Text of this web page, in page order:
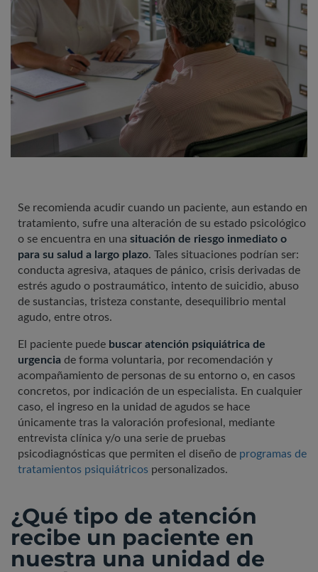
Se recomienda acudir cuando un paciente, aun estando en
tratamiento, sufre una alteración de su estado psicológico
o se encuentra en una situación de riesgo inmediato o
para su salud a largo plazo. Tales situaciones podrían ser:
conducta agresiva, ataques de pánico, crisis derivadas de
estrés agudo o postraumático, intento de suicidio, abuso
de sustancias, tristeza constante, desequilibrio mental
agudo, entre otros.
El paciente puede buscar atención psiquiátrica de
urgencia de forma voluntaria, por recomendación y
acompañamiento de personas de su entorno o, en casos
concretos, por indicación de un especialista. En cualquier
caso, el ingreso en la unidad de agudos se hace
únicamente tras la valoración profesional, mediante
entrevista clínica y/o una serie de pruebas
psicodiagnósticas que permiten el diseño de programas de
tratamientos psiquiátricos personalizados.
¿Qué tipo de atención
recibe un paciente en
nuestra una unidad de